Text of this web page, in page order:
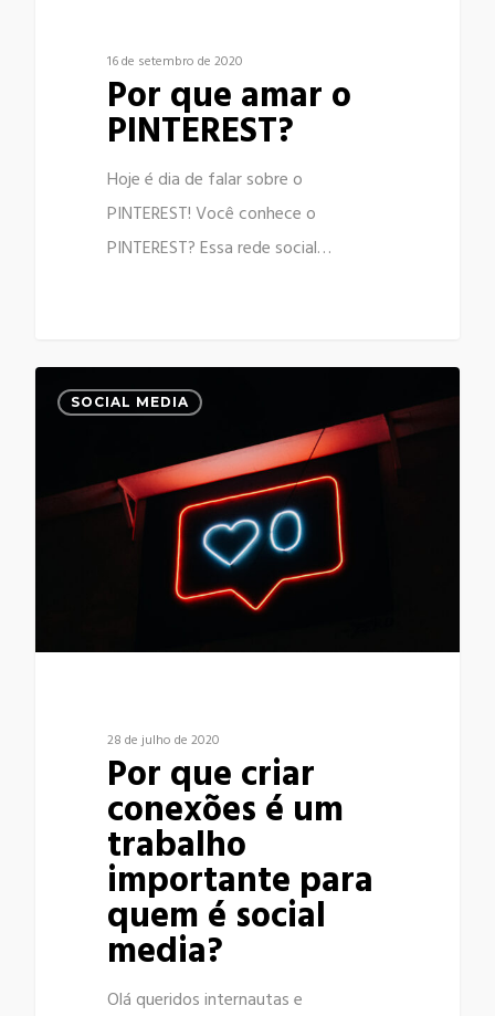
16 de setembro de 2020
Por que amar o
PINTEREST?
Hoje é dia de falar sobre o
PINTEREST! Você conhece o
PINTEREST? Essa rede social…
SOCIAL MEDIA
28 de julho de 2020
Por que criar
conexões é um
trabalho
importante para
quem é social
media?
Olá queridos internautas e